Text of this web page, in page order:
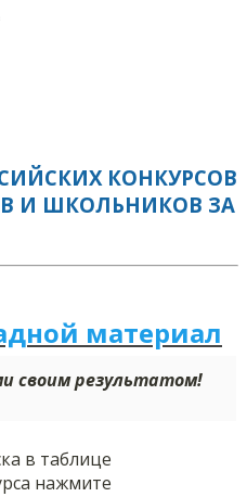
КОНКУРСОВ
И ШКОЛЬНИКОВ ЗА
материал
своим результатом!
в таблице
нажмите